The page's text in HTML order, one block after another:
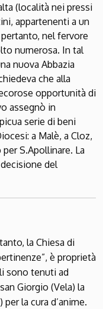
(località nei pressi
appartenenti a un
nel fervore
numerosa. In tal
nuova Abbazia
che alla
opportunità di
assegnò in
serie di beni
a Malè, a Cloz,
S.Apollinare. La
del
la Chiesa di
è proprietà
sono tenuti ad
Giorgio (Vela) la
la cura d’anime.